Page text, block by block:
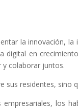
la innovación,
en
y colaborar juntos.
residentes,
los